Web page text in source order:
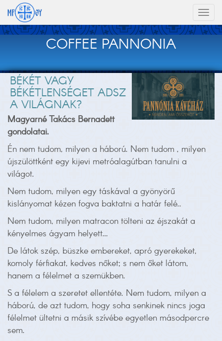
COFFEE PANNONIA
BÉKÉT VAGY
BÉKÉTLENSÉGET ADSZ
A VILÁGNAK?
Magyarné Takács Bernadett
gondolatai.
Én nem tudom, milyen a háború. Nem tudom , milyen
újszülöttként egy kijevi metróalagútban tanulni a
világot.
Nem tudom, milyen egy táskával a gyönyörű
kislányomat kézen fogva baktatni a határ felé..
Nem tudom, milyen matracon tölteni az éjszakát a
kényelmes ágyam helyett…
De látok szép, büszke embereket, apró gyerekeket,
komoly férfiakat, kedves nőket; s nem őket látom,
hanem a félelmet a szemükben.
S a félelem a szeretet ellentéte. Nem tudom, milyen a
háború, de azt tudom, hogy soha senkinek nincs joga
félelmet ültetni a másik szívébe egyetlen másodpercre
sem.